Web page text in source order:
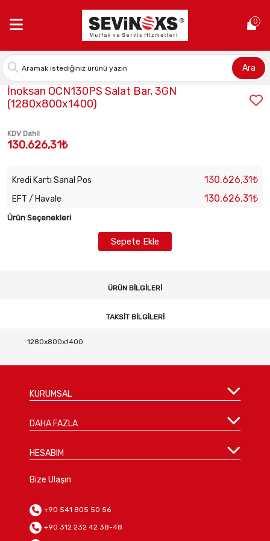
0
Ara
Stok Kodu:INO-OCN130PS
İnoksan OCN130PS Salat Bar, 3GN
(1280x800x1400)
KDV Dahil
130.626,31₺
Kredi Kartı Sanal Pos 130.626,31₺
EFT / Havale 130.626,31₺
Ürün Seçenekleri
Sepete Ekle
ÜRÜN BILGILERI
TAKSIT BILGILERI
1280x800x1400
KURUMSAL
DAHA FAZLA
HESABIM
Bize Ulaşın
+90 541 805 50 56
+90 312 232 42 38-48